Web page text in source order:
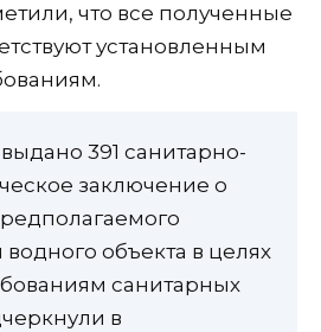
что все полученные
установленным
391 санитарно-
заключение о
объекта в целях
санитарных
в